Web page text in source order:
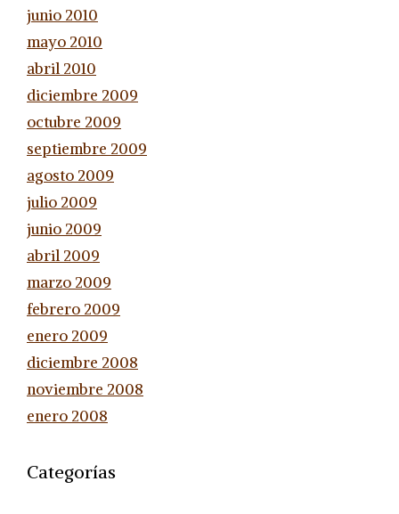
junio 2010
mayo 2010
abril 2010
diciembre 2009
octubre 2009
septiembre 2009
agosto 2009
julio 2009
junio 2009
abril 2009
marzo 2009
febrero 2009
enero 2009
diciembre 2008
noviembre 2008
enero 2008
Categorías